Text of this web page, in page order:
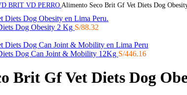
BRIT VD PERRO Alimento Seco Brit Gf Vet Diets Dog
Dog Obesity 2 Kg S/88.32
Dog Can Joint & Mobility 12Kg S/446.16
Brit Gf Vet Diets Dog